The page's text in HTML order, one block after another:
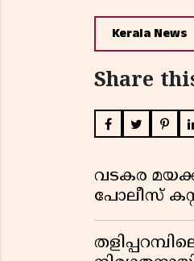
Kerala News
Share
വടകര
പോലീസ്